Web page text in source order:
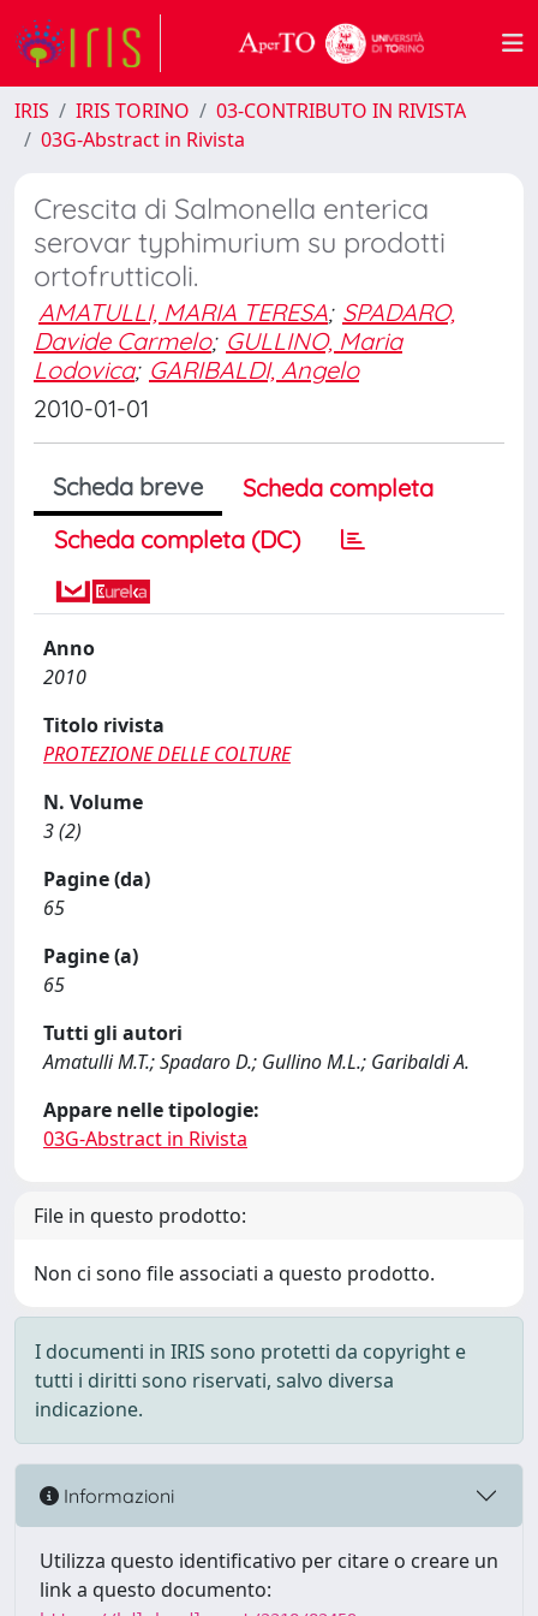
IRIS IRIS TORINO
03-CONTRIBUTO IN RIVISTA
03G-Abstract in Rivista
Crescita di Salmonella enterica
serovar typhimurium su prodotti
ortofrutticoli.
AMATULLI, MARIA TERESA; SPADARO,
Davide Carmelo; GULLINO, Maria
Lodovica; GARIBALDI, Angelo
2010-01-01
Scheda breve
Scheda completa
Scheda completa (DC)
Anno
2010
Titolo rivista
PROTEZIONE DELLE COLTURE
N. Volume
3 (2)
Pagine (da)
65
Pagine (a)
65
Tutti gli autori
Amatulli M.T.; Spadaro D.; Gullino M.L.; Garibaldi A.
Appare nelle tipologie:
03G-Abstract in Rivista
File in questo prodotto:
Non ci sono file associati a questo prodotto.
I documenti in IRIS sono protetti da copyright e
tutti i diritti sono riservati, salvo diversa
indicazione.
Informazioni
Utilizza questo identificativo per citare o creare un
link a questo documento: